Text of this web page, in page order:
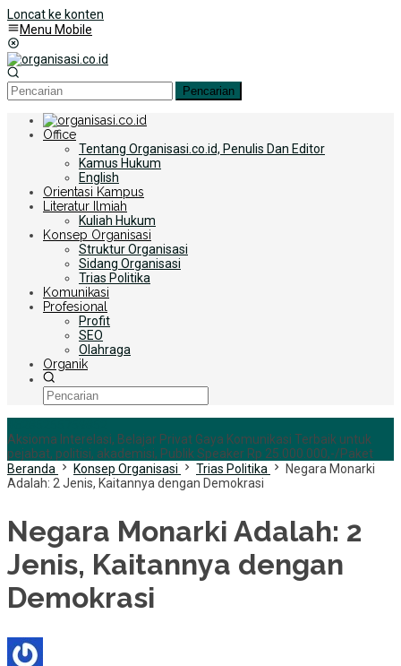
Loncat ke konten
Menu Mobile
Pencarian
Office
Tentang Organisasi.co.id, Penulis Dan Editor
Kamus Hukum
English
Orientasi Kampus
Literatur Ilmiah
Kuliah Hukum
Konsep Organisasi
Struktur Organisasi
Sidang Organisasi
Trias Politika
Komunikasi
Profesional
Profit
SEO
Olahraga
Organik
Aksioma Interelasi, Belajar Privat Gaya Komunikasi Terbaik untuk
pejabat, politisi, akademisi, Publik Speaker Rp 25.000.000,-/Paket
Beranda
Konsep Organisasi Trias Politika
Negara Monarki
Adalah: 2 Jenis, Kaitannya dengan Demokrasi
Negara Monarki Adalah: 2
Jenis, Kaitannya dengan
Demokrasi